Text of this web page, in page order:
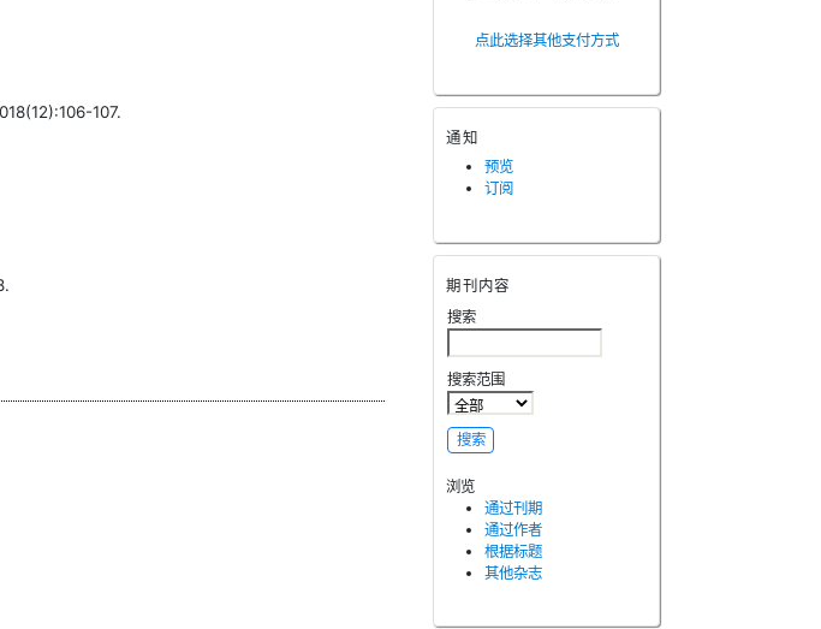
点此选择其他支付方式
通知
预览
订阅
期刊内容
搜索
搜索范围
浏览
通过刊期
通过作者
根据标题
其他杂志
107.